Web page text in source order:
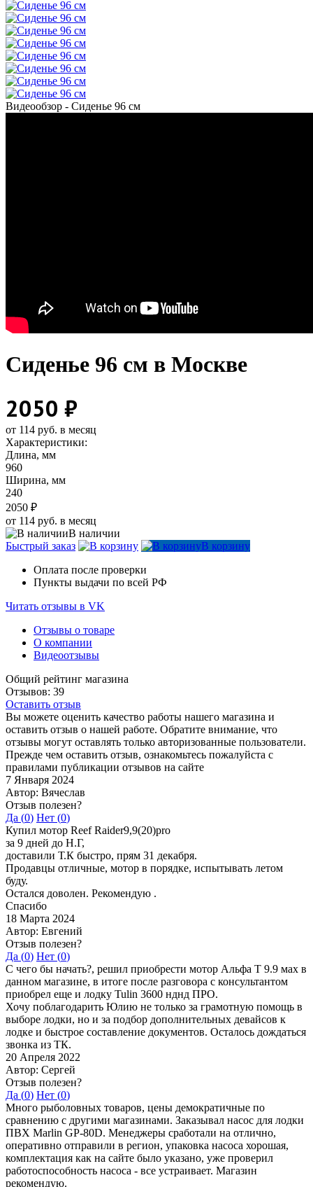
Видеообзор - Сиденье 96 см
Сиденье 96 см в Москве
2050 ₽
от 114 руб. в месяц
Характеристики:
Длина, мм
960
Ширина, мм
240
2050 ₽
от 114 руб. в месяц
В наличии
Быстрый заказ
В корзину
Оплата после проверки
Пункты выдачи по всей РФ
Читать отзывы в VK
Отзывы о товаре
О компании
Видеоотзывы
Общий рейтинг магазина
Отзывов: 39
Оставить отзыв
Вы можете оценить качество работы нашего магазина и
оставить отзыв о нашей работе. Обратите внимание, что
отзывы могут оставлять только авторизованные пользователи.
Прежде чем оставить отзыв, ознакомьтесь пожалуйста с
правилами публикации отзывов на сайте
7 Января 2024
Автор: Вячеслав
Отзыв полезен?
Да (0) Нет (0)
Купил мотор Reef Raider9,9(20)pro
за 9 дней до Н.Г,
доставили Т.К быстро, прям 31 декабря.
Продавцы отличные, мотор в порядке, испытывать летом
буду.
Остался доволен. Рекомендую .
Спасибо
18 Марта 2024
Автор: Евгений
Отзыв полезен?
Да (0) Нет (0)
С чего бы начать?, решил приобрести мотор Альфа Т 9.9 мах в
данном магазине, в итоге после разговора с консультантом
приобрел еще и лодку Tulin 3600 нднд ПРО.
Хочу поблагодарить Юлию не только за грамотную помощь в
выборе лодки, но и за подбор дополнительных девайсов к
лодке и быстрое составление документов. Осталось дождаться
звонка из ТК.
20 Апреля 2022
Автор: Сергей
Отзыв полезен?
Да (0) Нет (0)
Много рыболовных товаров, цены демократичные по
сравнению с другими магазинами. Заказывал насос для лодки
ПВХ Marlin GP-80D. Менеджеры сработали на отлично,
оперативно отправили в регион, упаковка насоса хорошая,
комплектация как на сайте было указано, уже проверил
работоспособность насоса - все устраивает. Магазин
рекомендую.